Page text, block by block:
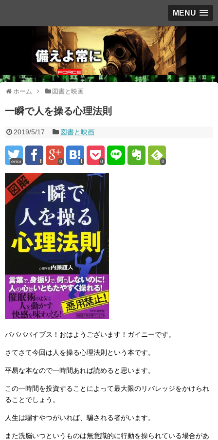
MENU
ホーム 図書と映画
一瞬で人を操る心理法則
2019/5/17 図書と映画
error 0 0 0
ババババイブス！おはようございます！ガイニーです。
さてさて今回は人を操る心理法則という本です。
平易な本なので一時間あれば読めると思います。
この一時間を投資することによって最大限のリバレッジをかけられ
ることでしょう。
人生は騙すやつがいれば、騙される者がいます。
また洗脳いつというものは無意識的に行動を操られている場合があ